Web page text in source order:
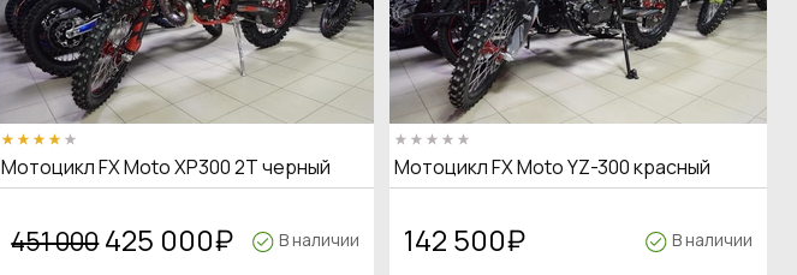
Мотоцикл FX Moto XP300 2T черный
451 000 425 000₽ В наличии
Мотоцикл FX Moto YZ-300 красный
142 500₽ В наличии